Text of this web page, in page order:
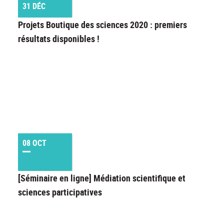
31 DÉC
Projets Boutique des sciences 2020 : premiers
résultats disponibles !
08 OCT
[Séminaire en ligne] Médiation scientifique et
sciences participatives